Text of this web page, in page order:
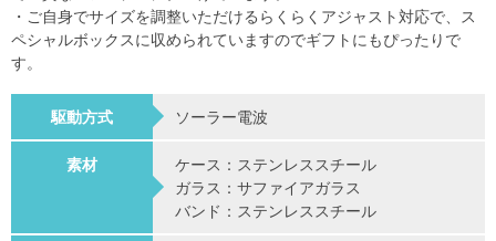
・ご自身でサイズを調整いただけるらくらくアジャスト対応で、ス
ペシャルボックスに収められていますのでギフトにもぴったりで
す。
駆動方式 ソーラー電波
素材
ケース：ステンレススチール
ガラス：サファイアガラス
バンド：ステンレススチール